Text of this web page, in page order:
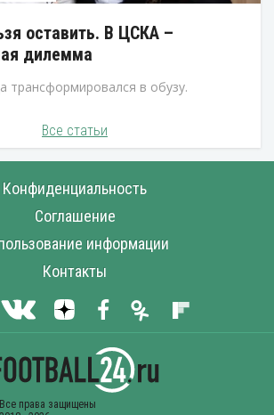
оставить. В ЦСКА –
дилемма
трансформировался в обузу.
Все статьи
Конфиденциальность
Соглашение
информации
Контакты